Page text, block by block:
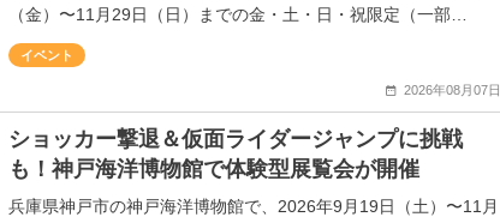
（金）〜11月29日（日）までの金・土・日・祝限定（一部…
イベント
2026年08月07日
ショッカー撃退＆仮面ライダージャンプに挑戦
も！神戸海洋博物館で体験型展覧会が開催
兵庫県神戸市の神戸海洋博物館で、2026年9月19日（土）〜11月